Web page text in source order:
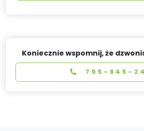
Koniecznie wspomnij, że
795-845-